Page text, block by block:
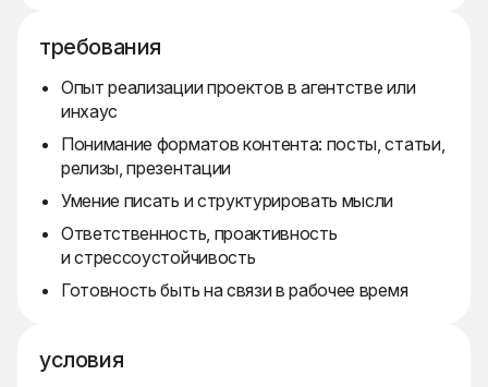
требования
Опыт реализации проектов в агентстве или
инхаус
Понимание форматов контента: посты, статьи,
релизы, презентации
Умение писать и структурировать мысли
Ответственность, проактивность
и стрессоустойчивость
Готовность быть на связи в рабочее время
условия